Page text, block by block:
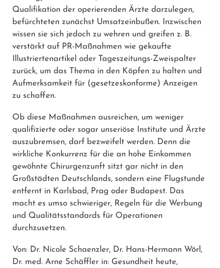
Qualifikation der operierenden Ärzte darzulegen,
befürchteten zunächst Umsatzeinbußen. Inzwischen
wissen sie sich jedoch zu wehren und greifen z. B.
verstärkt auf PR-Maßnahmen wie gekaufte
Illustriertenartikel oder Tageszeitungs-Zweispalter
zurück, um das Thema in den Köpfen zu halten und
Aufmerksamkeit für (gesetzeskonforme) Anzeigen
zu schaffen.
Ob diese Maßnahmen ausreichen, um weniger
qualifizierte oder sogar unseriöse Institute und Ärzte
auszubremsen, darf bezweifelt werden. Denn die
wirkliche Konkurrenz für die an hohe Einkommen
gewöhnte Chirurgenzunft sitzt gar nicht in den
Großstädten Deutschlands, sondern eine Flugstunde
entfernt in Karlsbad, Prag oder Budapest. Das
macht es umso schwieriger, Regeln für die Werbung
und Qualitätsstandards für Operationen
durchzusetzen.
Von: Dr. Nicole Schaenzler, Dr. Hans-Hermann Wörl,
Dr. med. Arne Schäffler in: Gesundheit heute,